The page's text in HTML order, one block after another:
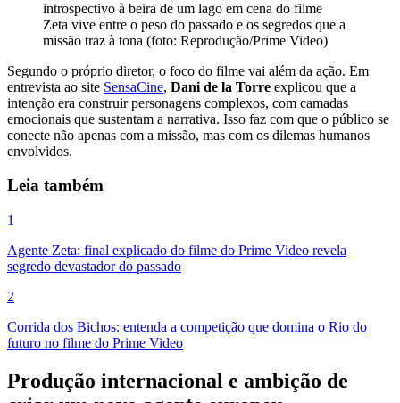
Zeta vive entre o peso do passado e os segredos que a
missão traz à tona (foto: Reprodução/Prime Video)
Segundo o próprio diretor, o foco do filme vai além da ação. Em
entrevista ao site SensaCine, Dani de la Torre explicou que a
intenção era construir personagens complexos, com camadas
emocionais que sustentam a narrativa. Isso faz com que o público se
conecte não apenas com a missão, mas com os dilemas humanos
envolvidos.
Leia também
1
Agente Zeta: final explicado do filme do Prime Video revela
segredo devastador do passado
2
Corrida dos Bichos: entenda a competição que domina o Rio do
futuro no filme do Prime Video
Produção internacional e ambição de